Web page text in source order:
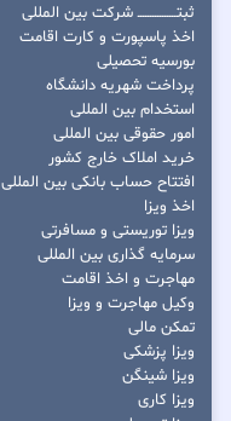
ثبتــــــــــــــــ شرکت بین المللی
اخذ پاسپورت و کارت اقامت
بورسیه تحصیلی
پرداخت شهریه دانشگاه
استخدام بین المللی
امور حقوقی بین المللی
خرید املاک خارج کشور
افتتاح حساب بانکی بین المللی
اخذ ویزا
ویزا توریستی و مسافرتی
سرمایه گذاری بین المللی
مهاجرت و اخذ اقامت
وکیل مهاجرت و ویزا
تمکن مالی
ویزا پزشکی
ویزا شینگن
ویزا کاری